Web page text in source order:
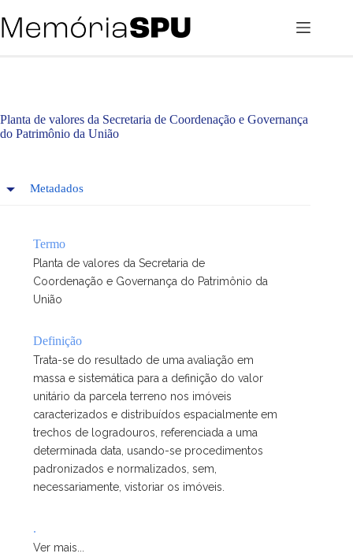
para
o
Planta de valores da Secretaria de Coordenação e Governança
do Patrimônio da União
Metadados
Termo
Planta de valores da Secretaria de
Coordenação e Governança do Patrimônio da
União
Definição
Trata-se do resultado de uma avaliação em
massa e sistemática para a definição do valor
unitário da parcela terreno nos imóveis
caracterizados e distribuídos espacialmente em
trechos de logradouros, referenciada a uma
determinada data, usando-se procedimentos
padronizados e normalizados, sem,
necessariamente, vistoriar os imóveis.
.
Ver mais...